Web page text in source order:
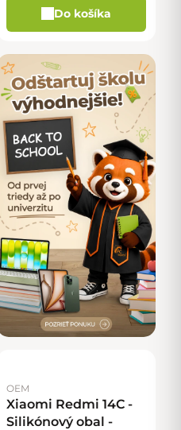
Do košíka
OEM
Xiaomi Redmi 14C -
Silikónový obal -